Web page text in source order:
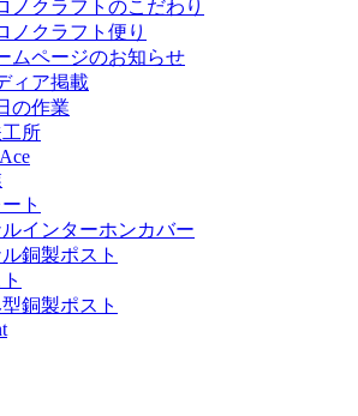
ノクラフトのこだわり
ノクラフト便り
ムページのお知らせ
ィア掲載
の作業
所
ト
インターホンカバー
銅製ポスト
銅製ポスト